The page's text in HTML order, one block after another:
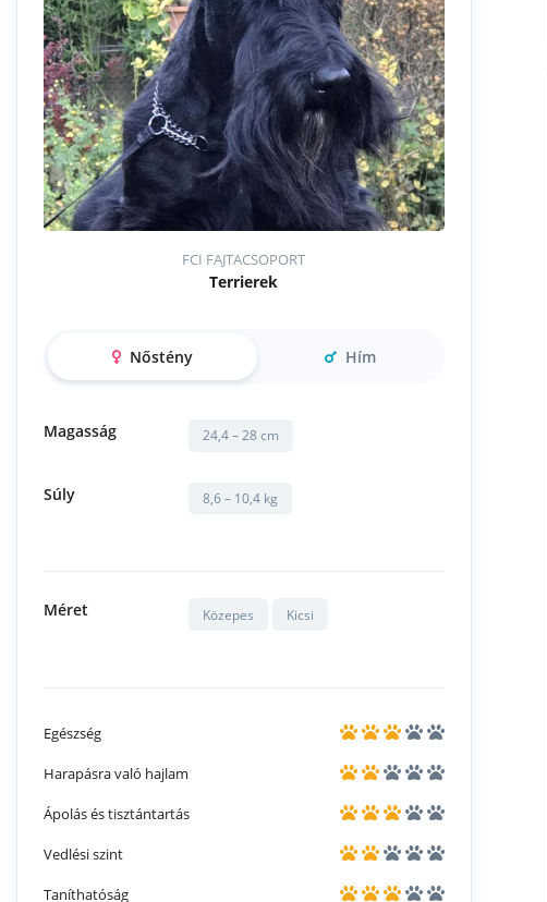
FCI FAJTACSOPORT
Terrierek
Nőstény Hím
Magasság 24,4 – 28 cm
Súly 8,6 – 10,4 kg
Méret Közepes Kicsi
Egészség
Harapásra való hajlam
Ápolás és tisztántartás
Vedlési szint
Taníthatóság